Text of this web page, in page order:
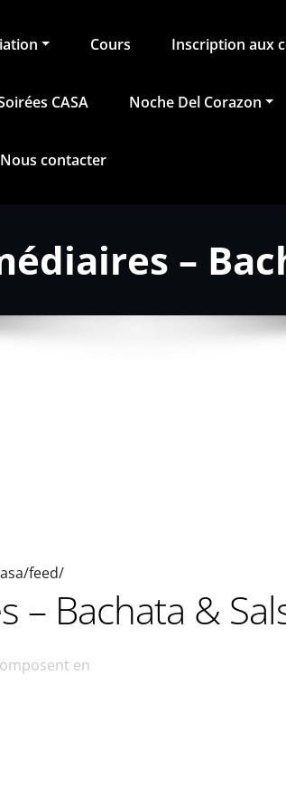
Cours Inscription aux
CASA Noche Del Corazon
Nous contacter
–
feed/
– Bachata &
en